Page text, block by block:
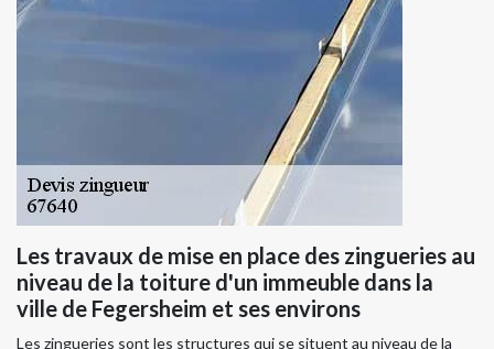
Les travaux de mise en place des zingueries au
niveau de la toiture d'un immeuble dans la
ville de Fegersheim et ses environs
Les zingueries sont les structures qui se situent au niveau de la